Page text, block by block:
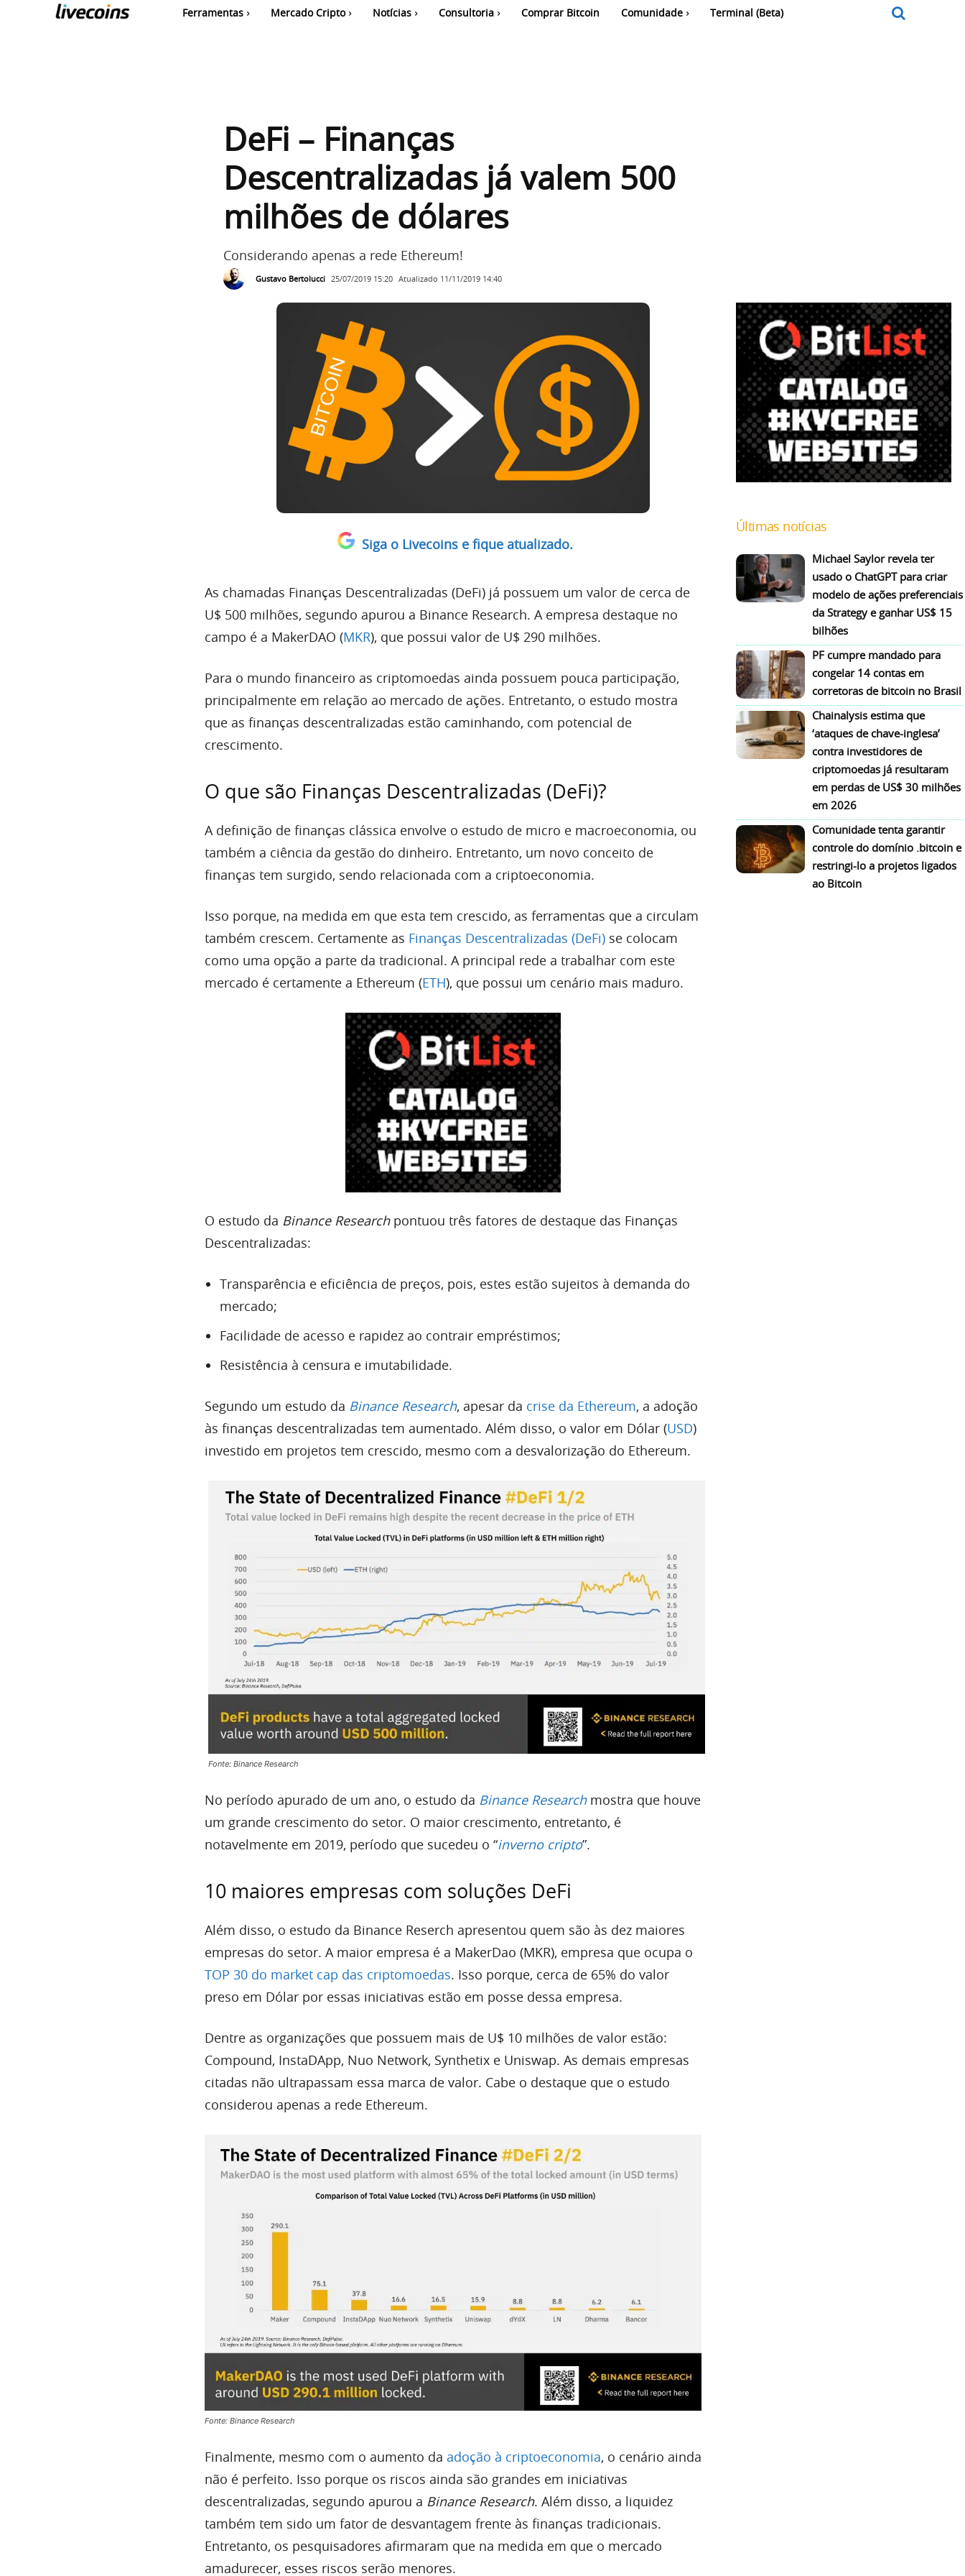
Ferramentas Mercado Cripto Notícias Consultoria Comprar Bitcoin Comunidade Terminal (Beta)
DeFi – Finanças
Descentralizadas já valem 500
milhões de dólares
Considerando apenas a rede Ethereum!
Gustavo Bertolucci 25/07/2019 15:20 Atualizado 11/11/2019 14:40
Siga o Livecoins e fique atualizado.
As chamadas Finanças Descentralizadas (DeFi) já possuem um valor de cerca de
U$ 500 milhões, segundo apurou a Binance Research. A empresa destaque no
campo é a MakerDAO (MKR), que possui valor de U$ 290 milhões.
Para o mundo financeiro as criptomoedas ainda possuem pouca participação,
principalmente em relação ao mercado de ações. Entretanto, o estudo mostra
que as finanças descentralizadas estão caminhando, com potencial de
crescimento.
O que são Finanças Descentralizadas (DeFi)?
A definição de finanças clássica envolve o estudo de micro e macroeconomia, ou
também a ciência da gestão do dinheiro. Entretanto, um novo conceito de
finanças tem surgido, sendo relacionada com a criptoeconomia.
Isso porque, na medida em que esta tem crescido, as ferramentas que a circulam
também crescem. Certamente as Finanças Descentralizadas (DeFi) se colocam
como uma opção a parte da tradicional. A principal rede a trabalhar com este
mercado é certamente a Ethereum (ETH), que possui um cenário mais maduro.
O estudo da Binance Researchpontuou três fatores de destaque das Finanças
Descentralizadas:
Transparência e eficiência de preços, pois, estes estão sujeitos à demanda do
mercado;
Facilidade de acesso e rapidez ao contrair empréstimos;
Resistência à censura e imutabilidade.
Segundo um estudo da Binance Research, apesar da crise da Ethereum, a adoção
às finanças descentralizadas tem aumentado. Além disso, o valor em Dólar (USD)
investido em projetos tem crescido, mesmo com a desvalorização do Ethereum.
Fonte: Binance Research
No período apurado de um ano, o estudo da Binance Researchmostra que houve
um grande crescimento do setor. O maior crescimento, entretanto, é
notavelmente em 2019, período que sucedeu o “inverno cripto”.
10 maiores empresas com soluções DeFi
Além disso, o estudo da Binance Reserch apresentou quem são às dez maiores
empresas do setor. A maior empresa é a MakerDao (MKR), empresa que ocupa o
TOP 30 do market cap das criptomoedas. Isso porque, cerca de 65% do valor
preso em Dólar por essas iniciativas estão em posse dessa empresa.
Dentre as organizações que possuem mais de U$ 10 milhões de valor estão:
Compound, InstaDApp, Nuo Network, Synthetix e Uniswap. As demais empresas
citadas não ultrapassam essa marca de valor. Cabe o destaque que o estudo
considerou apenas a rede Ethereum.
Fonte: Binance Research
Finalmente, mesmo com o aumento da adoção à criptoeconomia, o cenário ainda
não é perfeito. Isso porque os riscos ainda são grandes em iniciativas
descentralizadas, segundo apurou a Binance Research. Além disso, a liquidez
também tem sido um fator de desvantagem frente às finanças tradicionais.
Entretanto, os pesquisadores afirmaram que na medida em que o mercado
amadurecer, esses riscos serão menores.
Últimas notícias
Michael Saylor revela ter
usado o ChatGPT para criar
modelo de ações preferenciais
da Strategy e ganhar US$ 15
bilhões
PF cumpre mandado para
congelar 14 contas em
corretoras de bitcoin no Brasil
Chainalysis estima que
‘ataques de chave-inglesa’
contra investidores de
criptomoedas já resultaram
em perdas de US$ 30 milhões
em 2026
Comunidade tenta garantir
controle do domínio .bitcoin e
restringi-lo a projetos ligados
ao Bitcoin